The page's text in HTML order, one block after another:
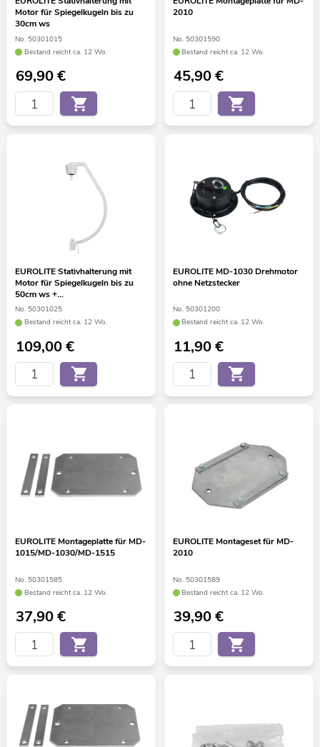
Motor für Spiegelkugeln bis zu
30cm ws
No. 50301015
Bestand reicht ca. 12 Wo.
69,90€
2010
No. 50301590
Bestand reicht ca. 12 Wo.
45,90€
EUROLITE Stativhalterung mit
Motor für Spiegelkugeln bis zu
50cm ws +
Schnellverbindungsglied
No. 50301025
Bestand reicht ca. 12 Wo.
109,00€
EUROLITE MD-1030 Drehmotor
ohne Netzstecker
No. 50301200
Bestand reicht ca. 12 Wo.
11,90€
EUROLITE Montageplatte für MD-
1015/MD-1030/MD-1515
No. 50301585
Bestand reicht ca. 12 Wo.
37,90€
EUROLITE Montageset für MD-
2010
No. 50301589
Bestand reicht ca. 12 Wo.
39,90€